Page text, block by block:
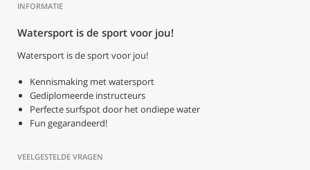
INFORMATIE
Watersport is de sport voor jou!
Watersport is de sport voor jou!
Kennismaking met watersport
Gediplomeerde instructeurs
Perfecte surfspot door het ondiepe water
Fun gegarandeerd!
VEELGESTELDE VRAGEN